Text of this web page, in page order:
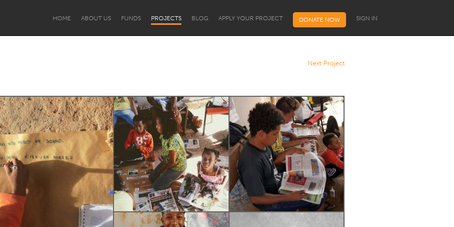
HOME ABOUT US FUNDS PROJECTS BLOG APPLY YOUR PROJECT DONATE NOW SIGN IN
Institucional PCD e Terceira Idade Pessoas Migrantes
Programa de Bolsas para
Líderes Comunitários
Next Project